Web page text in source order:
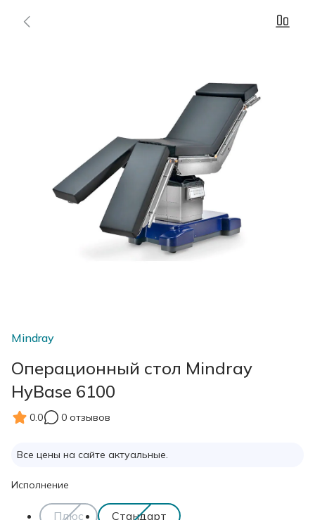
Mindray
Операционный стол Mindray
HyBase 6100
0.0 0 отзывов
Все цены на сайте актуальные.
Исполнение
Плюс Стандарт